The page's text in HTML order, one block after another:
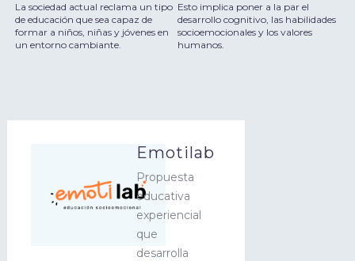
La sociedad actual reclama un tipo
de educación que sea capaz de
formar a niños, niñas y jóvenes en
un entorno cambiante.
Esto implica poner a la par el
desarrollo cognitivo, las habilidades
socioemocionales y los valores
humanos.
Emotilab
Propuesta
educativa
experiencial
que
desarrolla